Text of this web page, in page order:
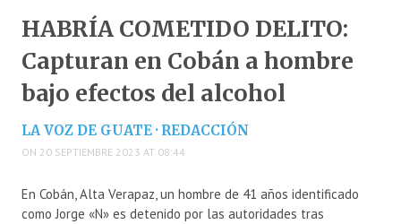
HABRÍA COMETIDO DELITO:
Capturan en Cobán a hombre
bajo efectos del alcohol
LA VOZ DE GUATE · REDACCIÓN
ON 20 SEPTIEMBRE 2023 AT 08:44
En Cobán, Alta Verapaz, un hombre de 41 años identificado
como Jorge «N» es detenido por las autoridades tras